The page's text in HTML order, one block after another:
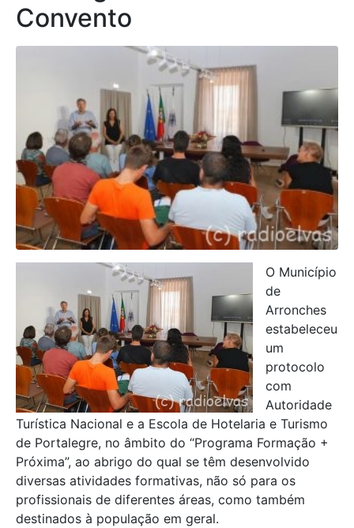
Convento
O Município
de
Arronches
estabeleceu
um
protocolo
com
Autoridade
Turística Nacional e a Escola de Hotelaria e Turismo
de Portalegre, no âmbito do “Programa Formação +
Próxima”, ao abrigo do qual se têm desenvolvido
diversas atividades formativas, não só para os
profissionais de diferentes áreas, como também
destinados à população em geral.